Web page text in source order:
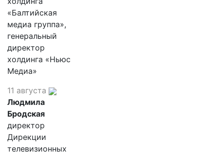
«Балтийская
медиа группа»,
генеральный
директор
холдинга «Ньюс
Медиа»
11 августа
Людмила
Бродская
директор
Дирекции
телевизионных